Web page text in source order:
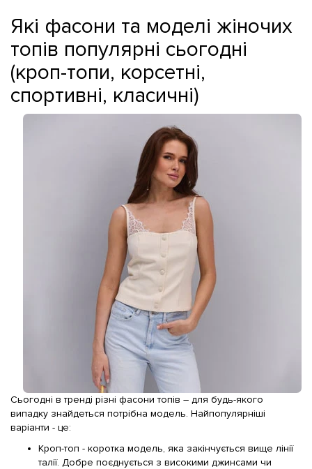
Які фасони та моделі жіночих
топів популярні сьогодні
(кроп-топи, корсетні,
спортивні, класичні)
Сьогодні в тренді різні фасони топів – для будь-якого
випадку знайдеться потрібна модель. Найпопулярніші
варіанти - це:
Кроп-топ - коротка модель, яка закінчується вище лінії
талії. Добре поєднується з високими джинсами чи